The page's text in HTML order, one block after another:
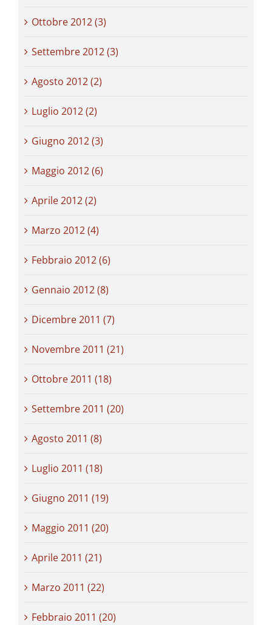
Ottobre 2012 (3)
Settembre 2012 (3)
Agosto 2012 (2)
Luglio 2012 (2)
Giugno 2012 (3)
Maggio 2012 (6)
Aprile 2012 (2)
Marzo 2012 (4)
Febbraio 2012 (6)
Gennaio 2012 (8)
Dicembre 2011 (7)
Novembre 2011 (21)
Ottobre 2011 (18)
Settembre 2011 (20)
Agosto 2011 (8)
Luglio 2011 (18)
Giugno 2011 (19)
Maggio 2011 (20)
Aprile 2011 (21)
Marzo 2011 (22)
Febbraio 2011 (20)